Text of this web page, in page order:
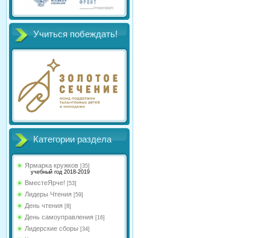
Учиться побеждать!
Категории раздела
Ярмарка кружков [35]
учебный год 2018-2019
ВместеЯрче! [53]
Лидеры Чтения [59]
День чтения [8]
День самоуправления [16]
Лидерские сборы [34]